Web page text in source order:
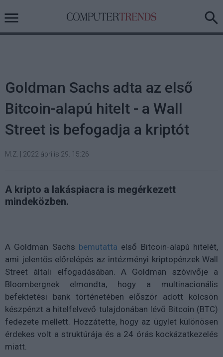
Goldman Sachs adta az első
Bitcoin-alapú hitelt - a Wall
Street is befogadja a kriptót
M.Z. 2022 április 29. 15:26
A kripto a lakáspiacra is megérkezett
mindeközben.
A Goldman Sachs bemutatta első Bitcoin-alapú hitelét,
ami jelentős előrelépés az intézményi kriptopénzek Wall
Street általi elfogadásában. A Goldman szóvivője a
Bloombergnek elmondta, hogy a multinacionális
befektetési bank történetében először adott kölcsön
készpénzt a hitelfelvevő tulajdonában lévő Bitcoin (BTC)
fedezete mellett. Hozzátette, hogy az ügylet különösen
érdekes volt a struktúrája és a 24 órás kockázatkezelés
miatt.